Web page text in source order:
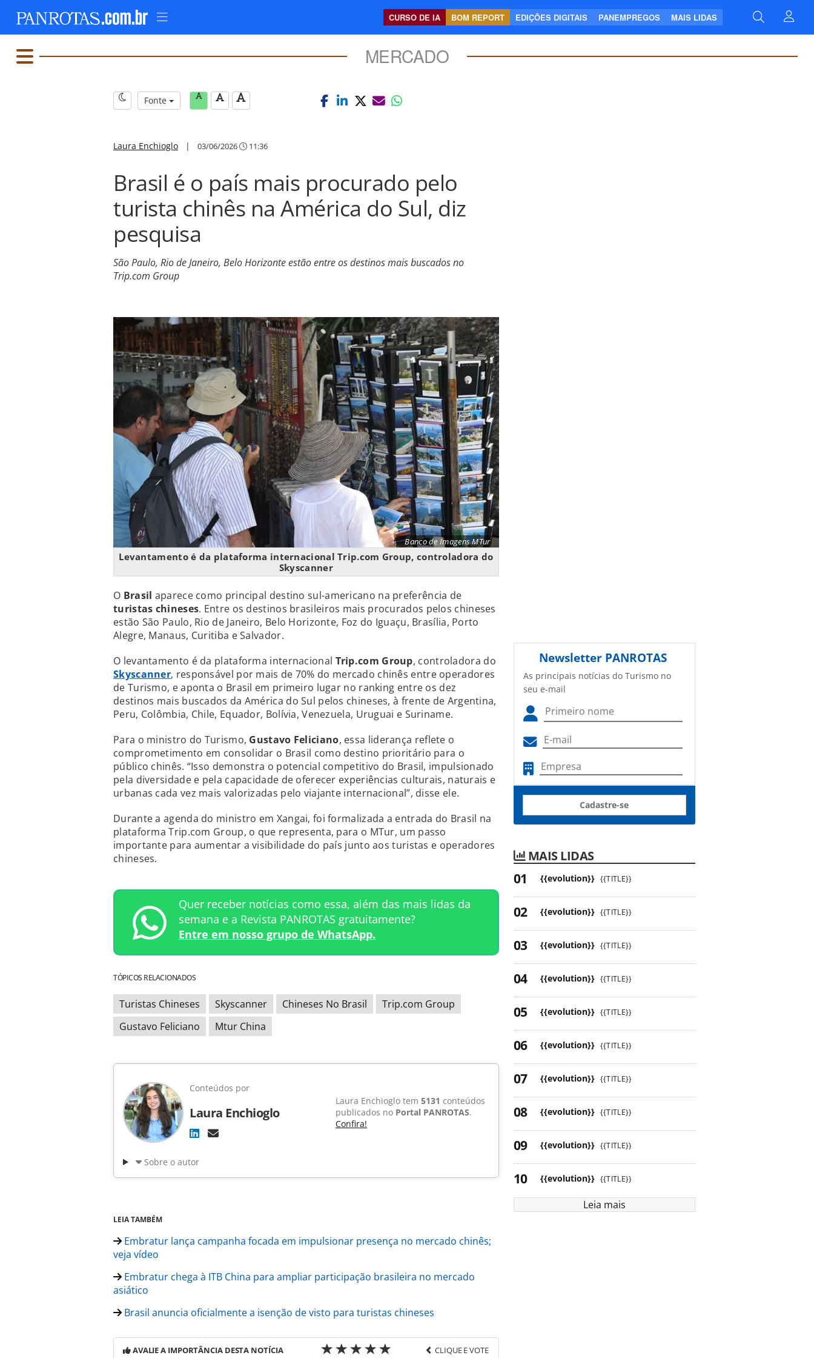
CURSO DE IA BOM REPORT EDIÇÕES DIGITAIS PANEMPREGOS MAIS LIDAS
MERCADO
Fonte
Laura Enchioglo | 03/06/2026 11:36
Brasil é o país mais procurado pelo
turista chinês na América do Sul, diz
pesquisa
São Paulo, Rio de Janeiro, Belo Horizonte estão entre os destinos mais buscados no
Trip.com Group
Banco de Imagens MTur
Levantamento é da plataforma internacional Trip.com Group, controladora do
Skyscanner
O Brasil aparece como principal destino sul-americano na preferência de
turistas chineses. Entre os destinos brasileiros mais procurados pelos chineses
estão São Paulo, Rio de Janeiro, Belo Horizonte, Foz do Iguaçu, Brasília, Porto
Alegre, Manaus, Curitiba e Salvador.
O levantamento é da plataforma internacional Trip.com Group, controladora do
Skyscanner, responsável por mais de 70% do mercado chinês entre operadores
de Turismo, e aponta o Brasil em primeiro lugar no ranking entre os dez
destinos mais buscados da América do Sul pelos chineses, à frente de Argentina,
Peru, Colômbia, Chile, Equador, Bolívia, Venezuela, Uruguai e Suriname.
Para o ministro do Turismo, Gustavo Feliciano, essa liderança reflete o
comprometimento em consolidar o Brasil como destino prioritário para o
público chinês. “Isso demonstra o potencial competitivo do Brasil, impulsionado
pela diversidade e pela capacidade de oferecer experiências culturais, naturais e
urbanas cada vez mais valorizadas pelo viajante internacional”, disse ele.
Durante a agenda do ministro em Xangai, foi formalizada a entrada do Brasil na
plataforma Trip.com Group, o que representa, para o MTur, um passo
importante para aumentar a visibilidade do país junto aos turistas e operadores
chineses.
Quer receber notícias como essa, além das mais lidas da
semana e a Revista PANROTAS gratuitamente?
Entre em nosso grupo de WhatsApp.
TÓPICOS RELACIONADOS
Turistas Chineses Skyscanner Chineses No Brasil
Trip.com Group
Gustavo Feliciano
Mtur China
Conteúdos por
Laura Enchioglo
Laura Enchioglo tem 5131 conteúdos
publicados no Portal PANROTAS.
Confira!
Sobre o autor
LEIA TAMBÉM
Embratur lança campanha focada em impulsionar presença no mercado chinês;
veja vídeo
Embratur chega à ITB China para ampliar participação brasileira no mercado
asiático
Brasil anuncia oficialmente a isenção de visto para turistas chineses
AVALIE A IMPORTÂNCIA DESTA NOTÍCIA CLIQUE E VOTE
Newsletter PANROTAS
As principais notícias do Turismo no
seu e-mail
Cadastre-se
MAIS LIDAS
{{evolution}} {{TITLE}}
{{evolution}} {{TITLE}}
{{evolution}} {{TITLE}}
{{evolution}} {{TITLE}}
{{evolution}} {{TITLE}}
{{evolution}} {{TITLE}}
{{evolution}} {{TITLE}}
{{evolution}} {{TITLE}}
{{evolution}} {{TITLE}}
{{evolution}} {{TITLE}}
Leia mais